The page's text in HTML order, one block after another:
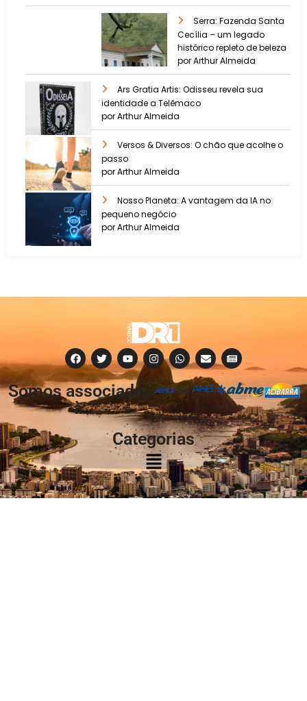
Serra: Fazenda Santa
Cecília – um legado
histórico repleto de beleza
por Arthur Almeida
Ars Gratia Artis: Odisseu revela sua
identidade a Telêmaco
por Arthur Almeida
Versos & Diversos: O chão que acolhe o
passo
por Arthur Almeida
Nosso Planeta: A vantagem da IA no
pequeno negócio
por Arthur Almeida
Somos associados
à:
Categorias